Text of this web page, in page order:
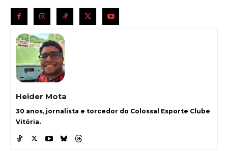
Heider Mota
30 anos, jornalista e torcedor do Colossal Esporte Clube
Vitória.